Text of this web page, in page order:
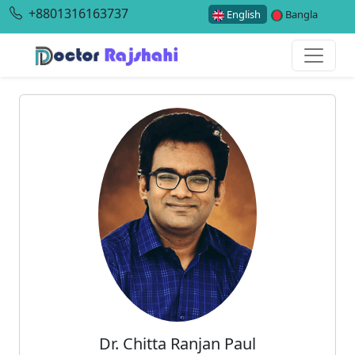
+8801316163737 English Bangla
Dr. Chitta Ranjan Paul